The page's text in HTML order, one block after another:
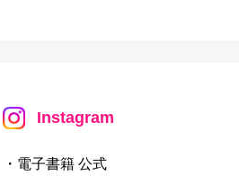
Instagram
・電子書籍 公式